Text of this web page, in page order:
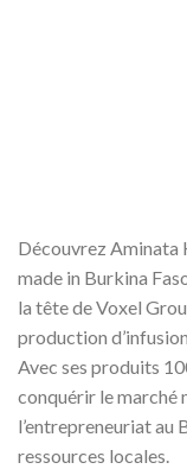
Découvrez Aminata
made in Burkina
la tête de Voxel
production
Avec ses produits
conquérir le marché
l’entrepreneuriat au
ressources locales.